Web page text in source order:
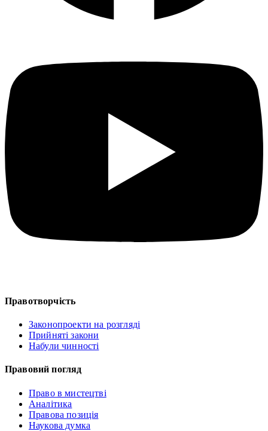
Правотворчість
Законопроекти на розгляді
Прийняті закони
Набули чинності
Правовий погляд
Право в мистецтві
Аналітика
Правова позиція
Наукова думка